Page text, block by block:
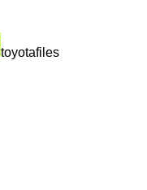
toyotafiles